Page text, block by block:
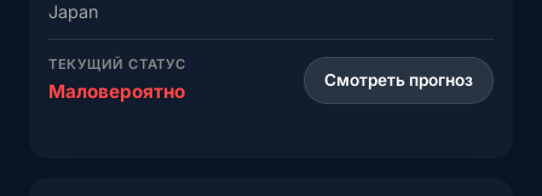
Japan
ТЕКУЩИЙ СТАТУС
Маловероятно Смотреть прогноз